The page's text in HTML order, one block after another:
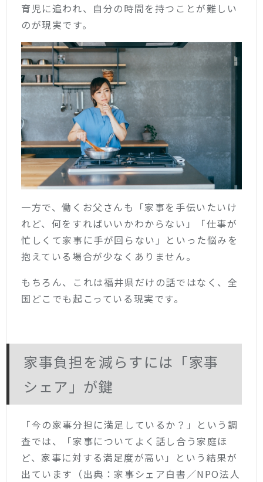
育児に追われ、自分の時間を持つことが難しい
のが現実です。
一方で、働くお父さんも「家事を手伝いたいけ
れど、何をすればいいかわからない」「仕事が
忙しくて家事に手が回らない」といった悩みを
抱えている場合が少なくありません。
もちろん、これは福井県だけの話ではなく、全
国どこでも起こっている現実です。
家事負担を減らすには「家事
シェア」が鍵
「今の家事分担に満足しているか？」という調
査では、「家事についてよく話し合う家庭ほ
ど、家事に対する満足度が高い」という結果が
出ています（出典：家事シェア白書／NPO法人